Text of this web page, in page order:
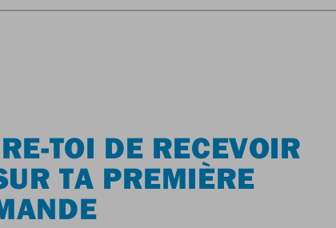
TOI DE RECEVOIR
TA PREMIÈRE